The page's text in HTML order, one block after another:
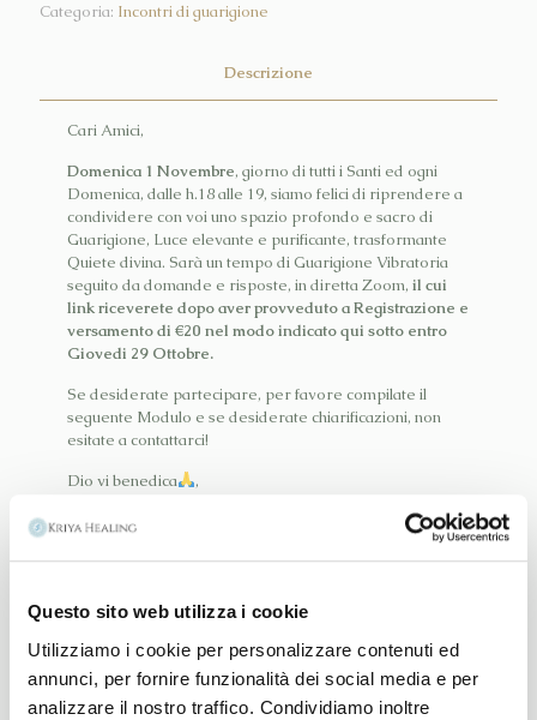
Questo sito web utilizza i cookie
Utilizziamo i cookie per personalizzare contenuti ed
annunci, per fornire funzionalità dei social media e per
analizzare il nostro traffico. Condividiamo inoltre
Categoria: Incontri di guarigione
Descrizione
Cari Amici,
Domenica 1 Novembre, giorno di tutti i Santi ed ogni
Domenica, dalle h.18 alle 19, siamo felici di riprendere a
condividere con voi uno spazio profondo e sacro di
Guarigione, Luce elevante e purificante, trasformante
Quiete divina. Sarà un tempo di Guarigione Vibratoria
seguito da domande e risposte, in diretta Zoom,il cui
link riceverete dopo aver provveduto a Registrazione e
versamento di €20 nel modo indicato qui sotto entro
Giovedi 29 Ottobre.
Se desiderate partecipare, per favore compilate il
seguente Modulo e se desiderate chiarificazioni, non
esitate a contattarci!
Dio vi benedica
,
Nel Suo Amore,
+39 347 8928283
Prodotti correlati